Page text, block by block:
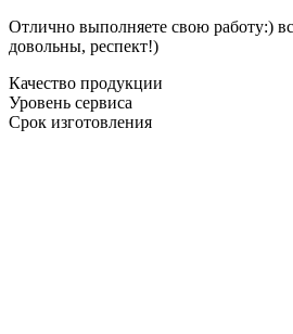
Отлично выполняете свою работу:)
довольны, респект!)
Качество продукции
Уровень сервиса
Срок изготовления